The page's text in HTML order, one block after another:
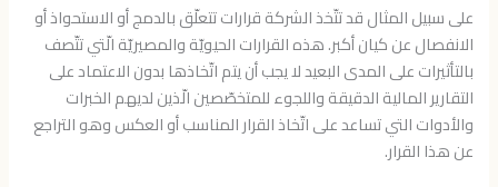
على سبيل المثال قد تتّخذ الشركة قرارات تتعلّق بالدمج أو الاستحواذ أو
الانفصال عن كيان أكبر. هذه القرارات الحيويّة والمصيريّة الّتي تتّصف
بالتأثيرات على المدى البعيد لا يجب أن يتم اتّخاذها بدون الاعتماد على
التقارير المالية الدقيقة واللجوء للمتخصّصين الّذين لديهم الخبرات
والأدوات التي تساعد على اتّخاذ القرار المناسب أو العكس وهو التراجع
عن هذا القرار.